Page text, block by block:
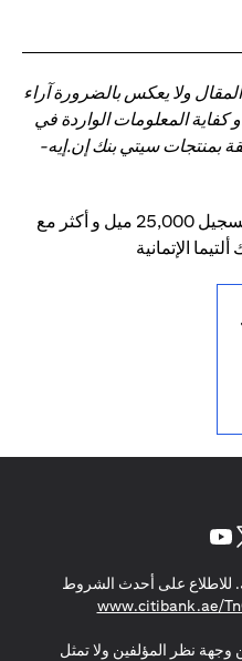
ولا يعكس بالضرورة آراء
كفاية المعلومات الواردة في
بمنتجات سيتي بنك إن.إيه-
على أحدث الشروط
www.citibank.ae/
in a new tab
وجهة نظر المؤلفين ولا تمثل